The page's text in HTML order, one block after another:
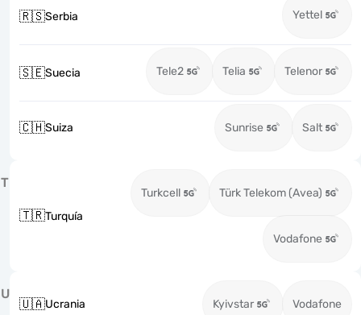
🇷🇸Serbia Yettel
🇸🇪Suecia Tele2 Telia Telenor
🇨🇭Suiza Sunrise Salt
T
🇹🇷Turquía
Turkcell Türk Telekom (Avea)
Vodafone
U
🇺🇦Ucrania Kyivstar Vodafone